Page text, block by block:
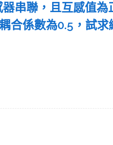
串聯，且互感值
合係數為0.5，試求